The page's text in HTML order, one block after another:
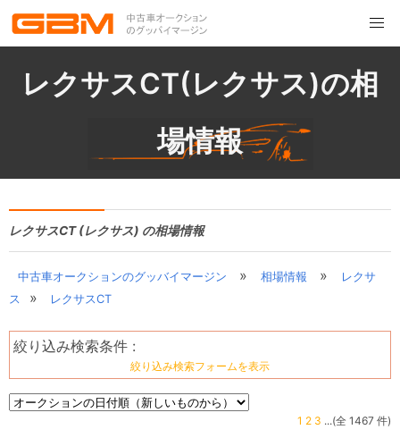
レクサスCT(レクサス)の相
場情報
レクサスCT (レクサス) の相場情報
中古車オークションのグッバイマージン » 相場情報 »
レクサ
ス
» レクサスCT
絞り込み検索条件 :
絞り込み検索フォームを表示
1 2 3 ...(全 1467 件)